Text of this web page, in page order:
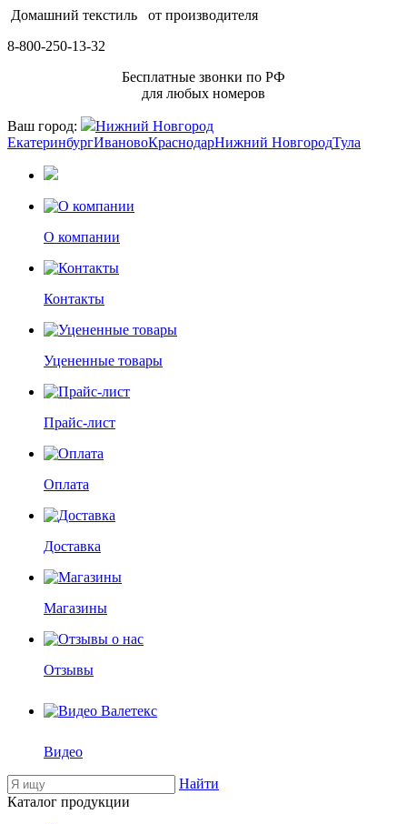
Домашний текстиль от производителя
8-800-250-13-32
Бесплатные звонки по РФ
для любых номеров
Ваш город:
Нижний Новгород
ЕкатеринбургИвановоКраснодарНижний НовгородТула
О компании
Контакты
Уцененные товары
Прайс-лист
Оплата
Доставка
Магазины
Отзывы
Видео
Найти
Каталог продукции